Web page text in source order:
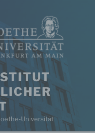
Universität